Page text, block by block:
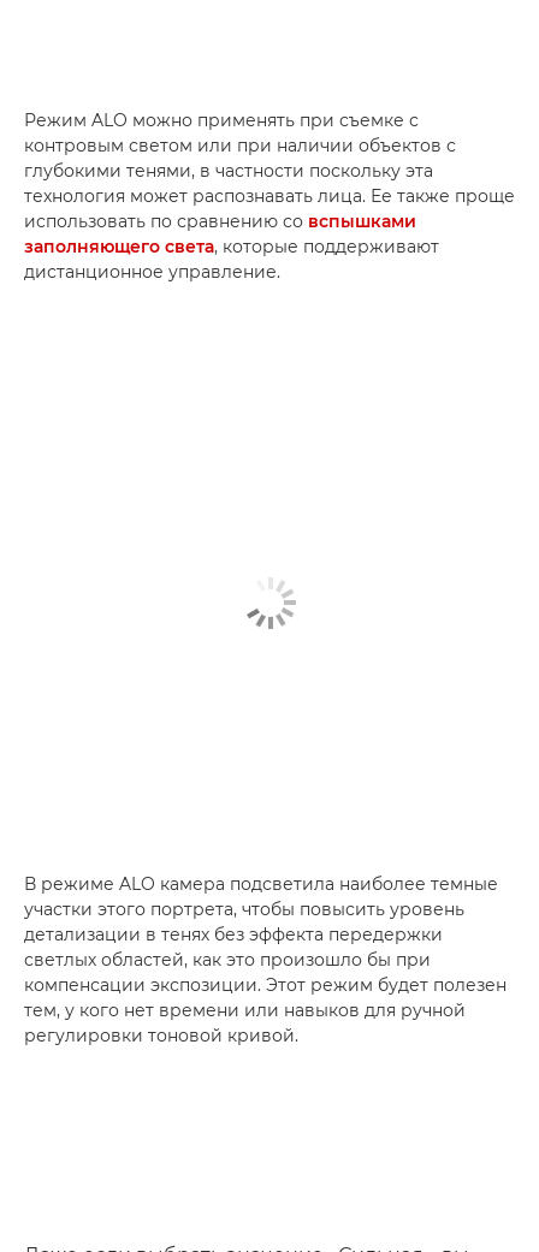
Режим ALO можно применять при съемке с
контровым светом или при наличии объектов с
глубокими тенями, в частности поскольку эта
технология может распознавать лица. Ее также проще
использовать по сравнению со вспышками
заполняющего света, которые поддерживают
дистанционное управление.
В режиме ALO камера подсветила наиболее темные
участки этого портрета, чтобы повысить уровень
детализации в тенях без эффекта передержки
светлых областей, как это произошло бы при
компенсации экспозиции. Этот режим будет полезен
тем, у кого нет времени или навыков для ручной
регулировки тоновой кривой.